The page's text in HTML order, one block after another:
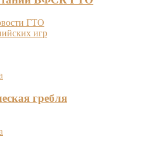
ГТО
игр
гребля